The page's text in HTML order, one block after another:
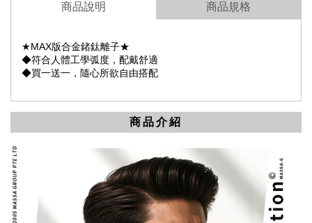
商品說明 商品規格
★MAX版合金鍺鈦離子★
◆符合人體工學弧度，配戴舒適
◆買一送一，隨心所欲自由搭配
商品介紹